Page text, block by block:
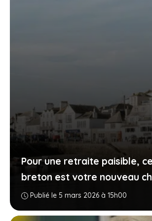
Pour une retraite paisible,
breton est votre nouveau
Publié le 5 mars 2026 à 15h00